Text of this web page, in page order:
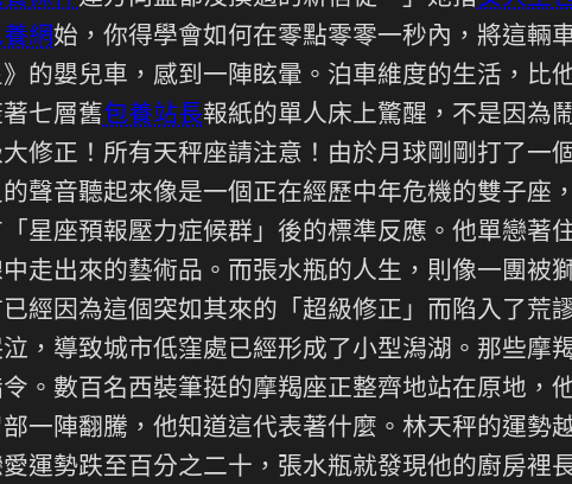
網始，你得學會如何在零點零零一秒內，將這輛
的嬰兒車，感到一陣眩暈。泊車維度的生活，比
七層舊包養站長報紙的單人床上驚醒，不是因為
修正！所有天秤座請注意！由於月球剛剛打了一
聲音聽起來像是一個正在經歷中年危機的雙子座
星座預報壓力症候群」後的標準反應。他單戀著
走出來的藝術品。而張水瓶的人生，則像一團被
經因為這個突如其來的「超級修正」而陷入了荒
，導致城市低窪處已經形成了小型潟湖。那些摩
。數百名西裝筆挺的摩羯座正整齊地站在原地，
一陣翻騰，他知道這代表著什麼。林天秤的運勢
運勢跌至百分之二十，張水瓶就發現他的廚房裡